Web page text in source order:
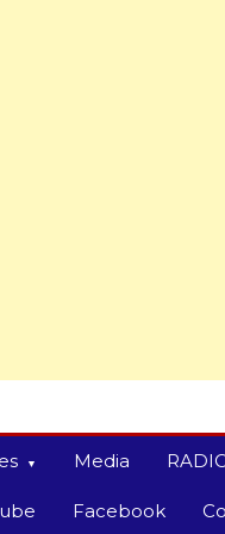
Media
Facebook